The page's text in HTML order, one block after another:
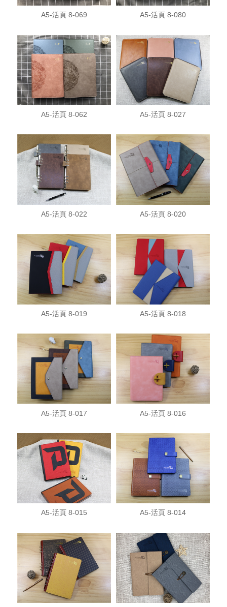
A5-活頁 8-069 A5-活頁 8-080
A5-活頁 8-062 A5-活頁 8-027
A5-活頁 8-022 A5-活頁 8-020
A5-活頁 8-019 A5-活頁 8-018
A5-活頁 8-017 A5-活頁 8-016
A5-活頁 8-015 A5-活頁 8-014